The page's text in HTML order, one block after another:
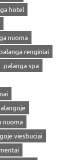
hotel
nuoma
renginiai
palanga spa
nuoma
viesbuciai